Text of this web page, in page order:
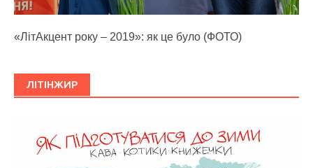
«ЛітАкцент року – 2019»: як це було (ФОТО)
ЛІТІНЖИР